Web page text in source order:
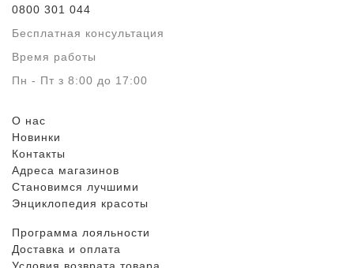
0800 301 044
Бесплатная консультация
Время работы
Пн - Пт з 8:00 до 17:00
О нас
Новинки
Контакты
Адреса магазинов
Становимся лучшими
Энциклопедия красоты
Программа лояльности
Доставка и оплата